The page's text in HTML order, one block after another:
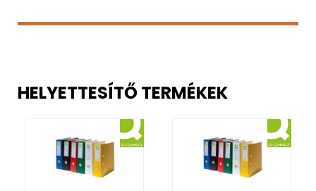
HELYETTESÍTŐ TERMÉKEK